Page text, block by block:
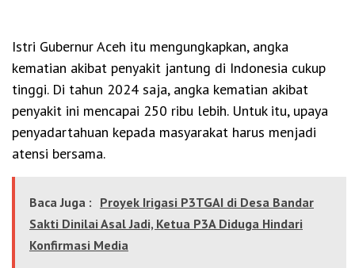
Istri Gubernur Aceh itu mengungkapkan, angka
kematian akibat penyakit jantung di Indonesia cukup
tinggi. Di tahun 2024 saja, angka kematian akibat
penyakit ini mencapai 250 ribu lebih. Untuk itu, upaya
penyadartahuan kepada masyarakat harus menjadi
atensi bersama.
Baca Juga : Proyek Irigasi P3TGAI di Desa Bandar
Sakti Dinilai Asal Jadi, Ketua P3A Diduga Hindari
Konfirmasi Media